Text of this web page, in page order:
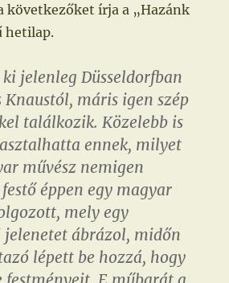
következőket írja a „Hazánk
hetilap.
jelenleg Düsseldorfban
máris igen szép
találkozik. Közelebb is
ennek, milyet
művész nemigen
éppen egy magyar
mely egy
ábrázol, midőn
lépett be hozzá, hogy